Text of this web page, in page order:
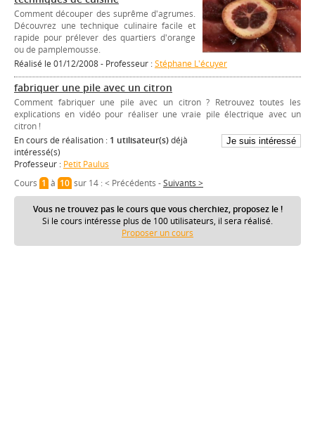
Comment découper des suprême d'agrumes.
Découvrez une technique culinaire facile et
rapide pour prélever des quartiers d'orange
ou de pamplemousse.
Réalisé le 01/12/2008 - Professeur :Stéphane L'écuyer
fabriquer une pile avec un citron
Comment fabriquer une pile avec un citron ? Retrouvez toutes les
explications en vidéo pour réaliser une vraie pile électrique avec un
citron !
En cours de réalisation : 1 utilisateur(s)déjà
intéressé(s)
Professeur : Petit Paulus
Cours 1à 10sur 14 :< Précédents -Suivants >
Vous ne trouvez pas le cours que vous cherchiez, proposez le !
Si le cours intéresse plus de 100 utilisateurs, il sera réalisé.
Proposer un cours